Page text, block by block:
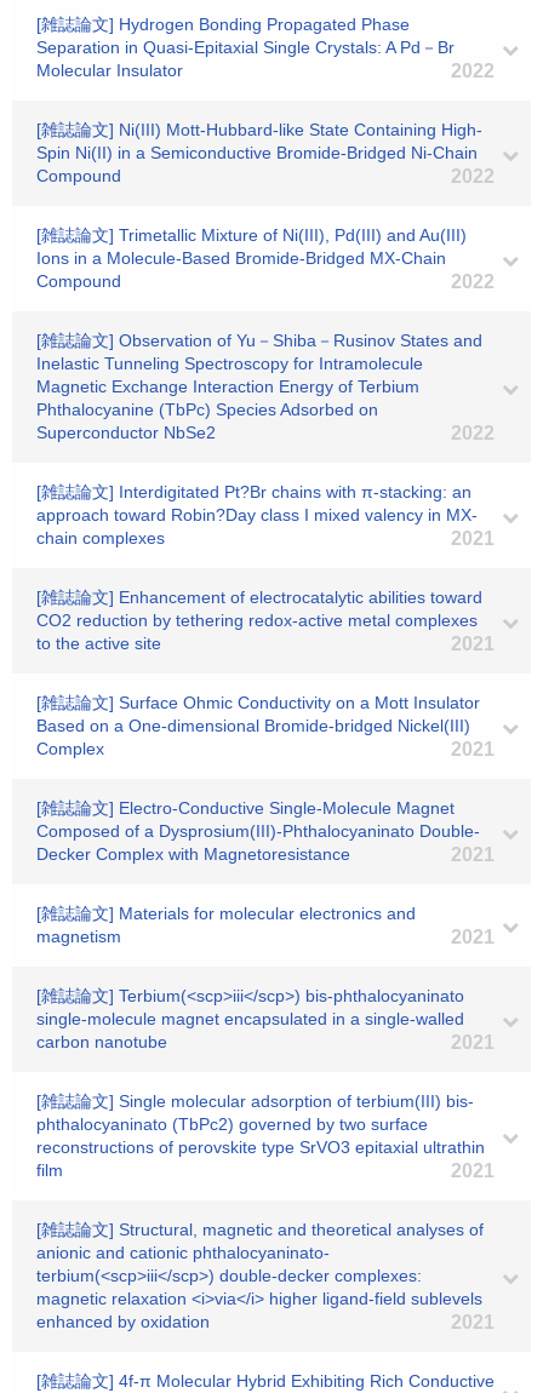
[雑誌論文] Hydrogen Bonding Propagated Phase
Separation in Quasi-Epitaxial Single Crystals: A Pd－Br
Molecular Insulator
2022
[雑誌論文] Ni(III) Mott-Hubbard-like State Containing High-
Spin Ni(II) in a Semiconductive Bromide-Bridged Ni-Chain
Compound
2022
[雑誌論文] Trimetallic Mixture of Ni(III), Pd(III) and Au(III)
Ions in a Molecule-Based Bromide-Bridged MX-Chain
Compound
2022
[雑誌論文] Observation of Yu－Shiba－Rusinov States and
Inelastic Tunneling Spectroscopy for Intramolecule
Magnetic Exchange Interaction Energy of Terbium
Phthalocyanine (TbPc) Species Adsorbed on
Superconductor NbSe2
2022
[雑誌論文] Interdigitated Pt?Br chains with π-stacking: an
approach toward Robin?Day class I mixed valency in MX-
chain complexes
2021
[雑誌論文] Enhancement of electrocatalytic abilities toward
CO2 reduction by tethering redox-active metal complexes
to the active site
2021
[雑誌論文] Surface Ohmic Conductivity on a Mott Insulator
Based on a One‐dimensional Bromide‐bridged Nickel(III)
Complex
2021
[雑誌論文] Electro‐Conductive Single‐Molecule Magnet
Composed of a Dysprosium(III)‐Phthalocyaninato Double‐
Decker Complex with Magnetoresistance
2021
[雑誌論文] Materials for molecular electronics and
magnetism
2021
[雑誌論文] Terbium(<scp>iii</scp>) bis-phthalocyaninato
single-molecule magnet encapsulated in a single-walled
carbon nanotube
2021
[雑誌論文] Single molecular adsorption of terbium(III) bis-
phthalocyaninato (TbPc2) governed by two surface
reconstructions of perovskite type SrVO3 epitaxial ultrathin
film
2021
[雑誌論文] Structural, magnetic and theoretical analyses of
anionic and cationic phthalocyaninato-
terbium(<scp>iii</scp>) double-decker complexes:
magnetic relaxation <i>via</i> higher ligand-field sublevels
enhanced by oxidation
2021
[雑誌論文] 4f-π Molecular Hybrid Exhibiting Rich Conductive